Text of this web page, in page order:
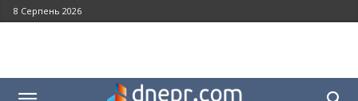
8 Серпень 2026